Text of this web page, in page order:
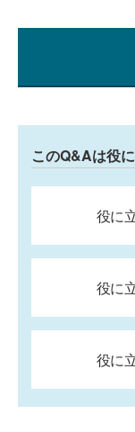
このQ&Aは役
役に
役に
役に